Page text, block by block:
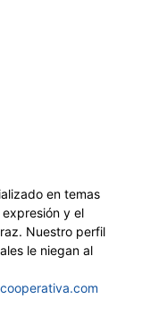
en temas
y el
Nuestro perfil
le niegan al